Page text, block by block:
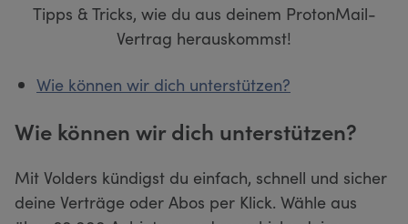
Tipps & Tricks, wie du aus deinem ProtonMail-
Vertrag herauskommst!
Wie können wir dich unterstützen?
Wie können wir dich unterstützen?
Mit Volders kündigst du einfach, schnell und sicher
deine Verträge oder Abos per Klick. Wähle aus